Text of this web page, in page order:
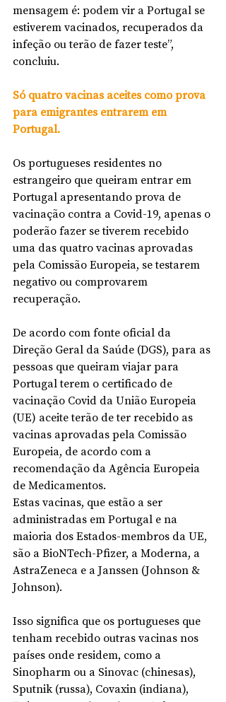
mensagem é: podem vir a Portugal se
estiverem vacinados, recuperados da
infeção ou terão de fazer teste”,
concluiu.
Só quatro vacinas aceites como prova
para emigrantes entrarem em
Portugal.
Os portugueses residentes no
estrangeiro que queiram entrar em
Portugal apresentando prova de
vacinação contra a Covid-19, apenas o
poderão fazer se tiverem recebido
uma das quatro vacinas aprovadas
pela Comissão Europeia, se testarem
negativo ou comprovarem
recuperação.
De acordo com fonte oficial da
Direção Geral da Saúde (DGS), para as
pessoas que queiram viajar para
Portugal terem o certificado de
vacinação Covid da União Europeia
(UE) aceite terão de ter recebido as
vacinas aprovadas pela Comissão
Europeia, de acordo com a
recomendação da Agência Europeia
de Medicamentos.
Estas vacinas, que estão a ser
administradas em Portugal e na
maioria dos Estados-membros da UE,
são a BioNTech-Pfizer, a Moderna, a
AstraZeneca e a Janssen (Johnson &
Johnson).
Isso significa que os portugueses que
tenham recebido outras vacinas nos
países onde residem, como a
Sinopharm ou a Sinovac (chinesas),
Sputnik (russa), Covaxin (indiana),